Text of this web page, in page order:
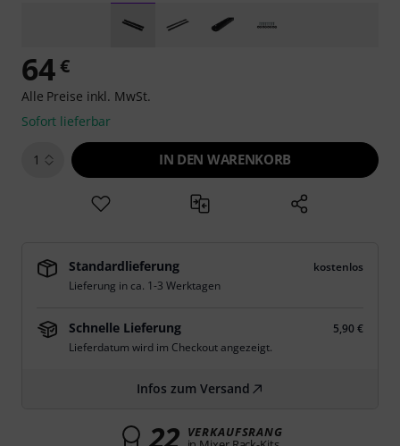
64€
Alle Preise inkl. MwSt.
Sofort lieferbar
1 IN DEN WARENKORB
Standardlieferung
kostenlos
Lieferung in ca. 1-3 Werktagen
Schnelle Lieferung
5,90 €
Lieferdatum wird im Checkout angezeigt.
Infos zum Versand
22 VERKAUFSRANG